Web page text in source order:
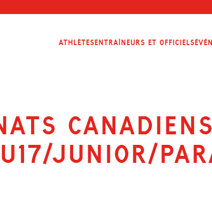
AthlètesEntraîneurs et officiels
Junior/